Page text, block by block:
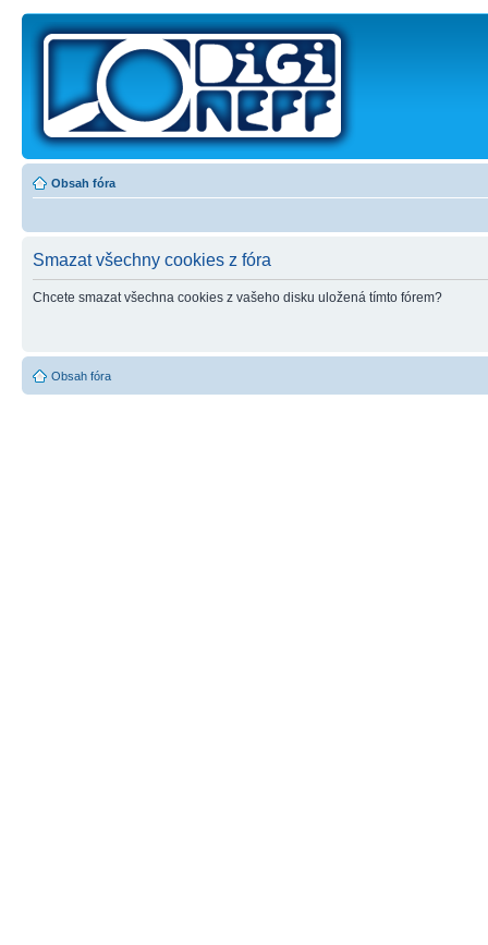
Obsah fóra
Smazat všechny cookies z fóra
Chcete smazat všechna cookies z vašeho disku uložená tímto fórem?
Obsah fóra